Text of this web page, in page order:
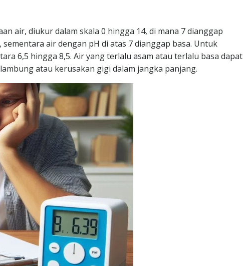
air, diukur dalam skala 0 hingga 14, di mana 7 dianggap
air dengan pH di atas 7 dianggap basa. Untuk
6,5 hingga 8,5. Air yang terlalu asam atau terlalu basa dapat
atau kerusakan gigi dalam jangka panjang.